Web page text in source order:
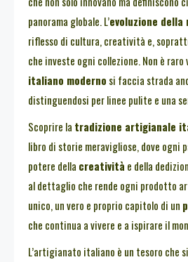
panorama globale. L’evoluzione
riflesso di cultura, creatività e,
che investe ogni collezione. Non è raro
italiano moderno si faccia strada
distinguendosi per linee pulite e una
Scoprire la tradizione artigianale
libro di storie meravigliose, dove ogni
potere della creatività e della
al dettaglio che rende ogni prodotto
unico, un vero e proprio capitolo di un
che continua a vivere e a ispirare il
L’artigianato italiano è un tesoro che